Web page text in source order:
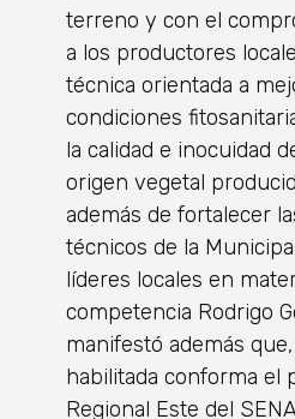
terreno y con el
a los productores
técnica orientada a
condiciones
la calidad e inocuidad
origen vegetal
además de fortalecer
técnicos de la
líderes locales en
competencia Rodrigo
manifestó además
habilitada conforma el
Regional Este del